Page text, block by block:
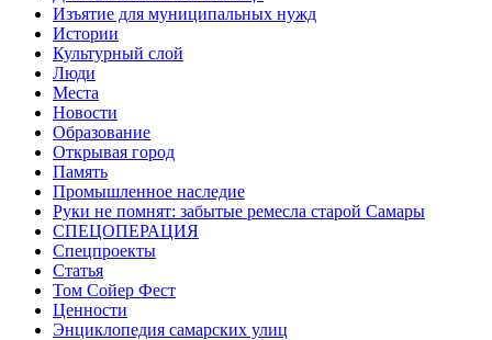
Изъятие для муниципальных нужд
Истории
Культурный слой
Люди
Места
Новости
Образование
Открывая город
Память
Промышленное наследие
Руки не помнят: забытые ремесла старой Самары
СПЕЦОПЕРАЦИЯ
Спецпроекты
Статья
Том Сойер Фест
Ценности
Энциклопедия самарских улиц